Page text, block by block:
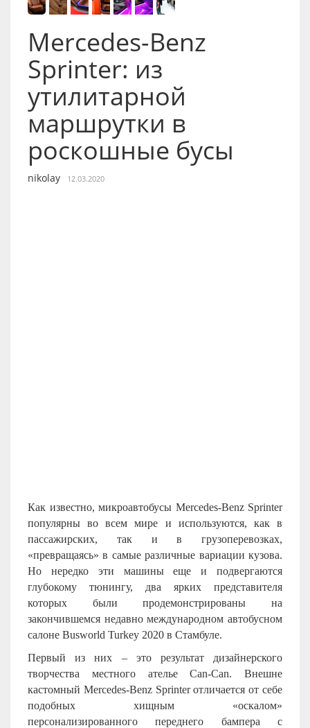
Mercedes-Benz
Sprinter: из
утилитарной
маршрутки в
роскошные бусы
nikolay 12.03.2020
Как известно, микроавтобусы Mercedes-Benz Sprinter
популярны во всем мире и используются, как в
пассажирских, так и в грузоперевозках,
«превращаясь» в самые различные вариации кузова.
Но нередко эти машины еще и подвергаются
глубокому тюнингу, два ярких представителя
которых были продемонстрированы на
закончившемся недавно международном автобусном
салоне Busworld Turkey 2020 в Стамбуле.
Первый из них – это результат дизайнерского
творчества местного ателье Can-Can. Внешне
кастомный Mercedes-Benz Sprinter отличается от себе
подобных хищным «оскалом»
персонализированного переднего бампера с